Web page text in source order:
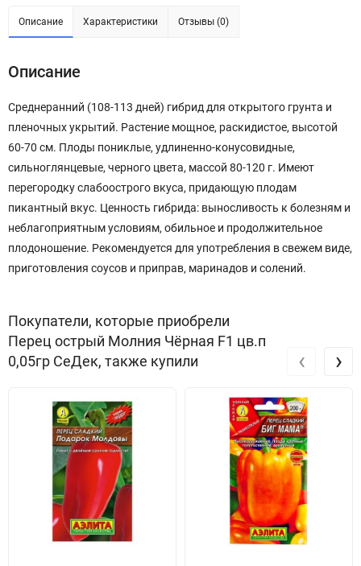
Описание Характеристики Отзывы (0)
Описание
Среднеранний (108-113 дней) гибрид для открытого грунта и
пленочных укрытий. Растение мощное, раскидистое, высотой
60-70 см. Плоды пониклые, удлиненно-конусовидные,
сильноглянцевые, черного цвета, массой 80-120 г. Имеют
перегородку слабоострого вкуса, придающую плодам
пикантный вкус. Ценность гибрида: выносливость к болезням и
неблагоприятным условиям, обильное и продолжительное
плодоношение. Рекомендуется для употребления в свежем виде,
приготовления соусов и приправ, маринадов и солений.
Покупатели, которые приобрели
Перец острый Молния Чёрная F1 цв.п
0,05гр СеДек, также купили
‹ ›